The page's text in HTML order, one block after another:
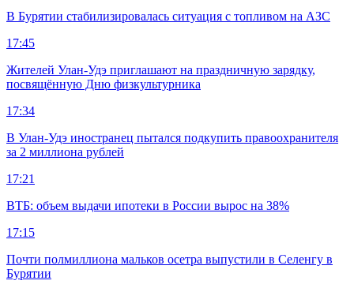
В Бурятии стабилизировалась ситуация с топливом на АЗС
17:45
Жителей Улан-Удэ приглашают на праздничную зарядку,
посвящённую Дню физкультурника
17:34
В Улан-Удэ иностранец пытался подкупить правоохранителя
за 2 миллиона рублей
17:21
ВТБ: объем выдачи ипотеки в России вырос на 38%
17:15
Почти полмиллиона мальков осетра выпустили в Селенгу в
Бурятии